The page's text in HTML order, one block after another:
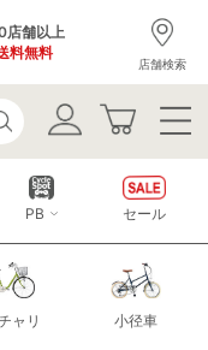
店舗以上
料無料
店舗検索
ャリ 小径車
PB セール